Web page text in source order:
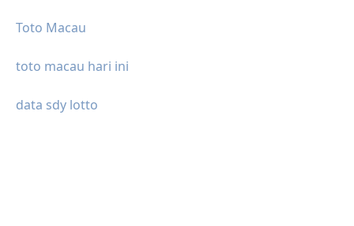
Toto Macau
toto macau hari ini
data sdy lotto